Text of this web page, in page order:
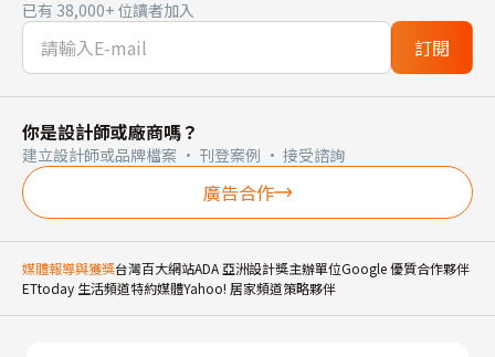
已有 38,000+ 位讀者加入
訂閱
你是設計師或廠商嗎？
建立設計師或品牌檔案 · 刊登案例 · 接受諮詢
廣告合作
媒體報導與獲獎台灣百大網站ADA 亞洲設計獎主辦單位Google 優質合作夥伴
ETtoday 生活頻道特約媒體Yahoo! 居家頻道策略夥伴